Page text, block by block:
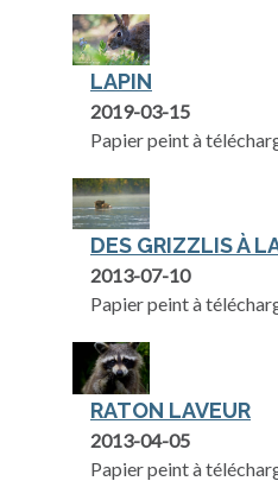
LAPIN
2019-03-15
Papier peint à
DES GRIZZLIS À
2013-07-10
Papier peint à
RATON LAVEUR
2013-04-05
Papier peint à